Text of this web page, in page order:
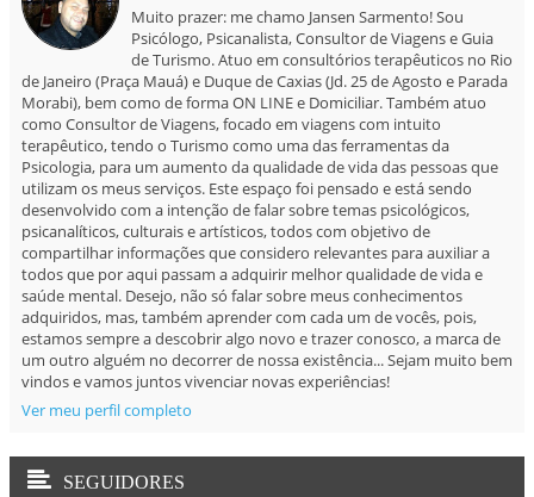
Muito prazer: me chamo Jansen Sarmento! Sou
Psicólogo, Psicanalista, Consultor de Viagens e Guia
de Turismo. Atuo em consultórios terapêuticos no Rio
de Janeiro (Praça Mauá) e Duque de Caxias (Jd. 25 de Agosto e Parada
Morabi), bem como de forma ON LINE e Domiciliar. Também atuo
como Consultor de Viagens, focado em viagens com intuito
terapêutico, tendo o Turismo como uma das ferramentas da
Psicologia, para um aumento da qualidade de vida das pessoas que
utilizam os meus serviços. Este espaço foi pensado e está sendo
desenvolvido com a intenção de falar sobre temas psicológicos,
psicanalíticos, culturais e artísticos, todos com objetivo de
compartilhar informações que considero relevantes para auxiliar a
todos que por aqui passam a adquirir melhor qualidade de vida e
saúde mental. Desejo, não só falar sobre meus conhecimentos
adquiridos, mas, também aprender com cada um de vocês, pois,
estamos sempre a descobrir algo novo e trazer conosco, a marca de
um outro alguém no decorrer de nossa existência... Sejam muito bem
vindos e vamos juntos vivenciar novas experiências!
Ver meu perfil completo
SEGUIDORES